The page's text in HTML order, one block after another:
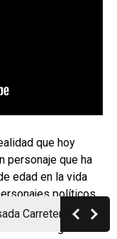
a Masaya
que hoy
personaje que ha
edad en la vida
políticos
ocupar cargos de